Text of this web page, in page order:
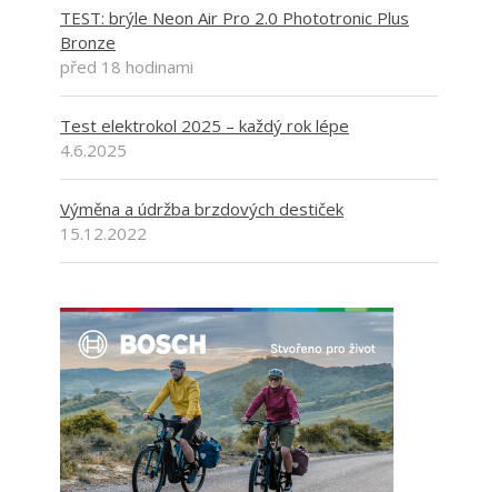
TEST: brýle Neon Air Pro 2.0 Phototronic Plus
Bronze
před 18 hodinami
Test elektrokol 2025 – každý rok lépe
4.6.2025
Výměna a údržba brzdových destiček
15.12.2022